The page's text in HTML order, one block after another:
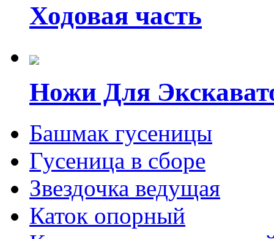
Ходовая часть
Ножи Для
Башмак гусеницы
Гусеница в сборе
Звездочка ведущая
Каток опорный